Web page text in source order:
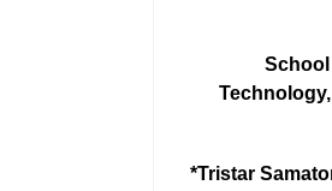
*Tristar